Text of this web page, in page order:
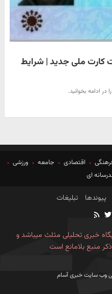
کارت ملی جدید | شرایط
ادامه بخوانید.
اقتصادی جامعه
ورزشی
ای
پیوندها تبلیغات
خبری تحلیلی مثلث میباشد و
منبع بلامانع است
وب سایت خبری آسام